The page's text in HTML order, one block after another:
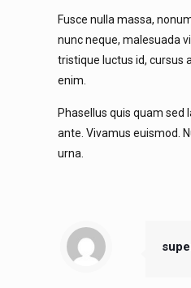
Fusce nulla massa,
nunc neque, malesuada
tristique luctus id, cursus
enim.
Phasellus quis quam
ante. Vivamus euismod.
urna.